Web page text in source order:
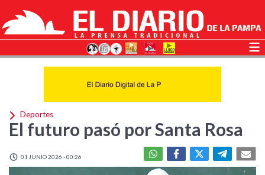
Deportes
El futuro pasó por Santa Rosa
01 JUNIO 2026 - 00:26